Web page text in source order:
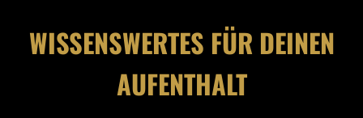
WISSENSWERTES FÜR DEINEN
AUFENTHALT